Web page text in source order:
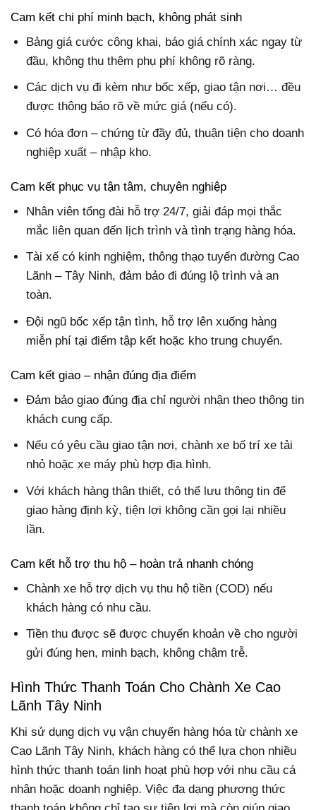
Cam kết chi phí minh bạch, không phát sinh
Bảng giá cước công khai, báo giá chính xác ngay từ
đầu, không thu thêm phụ phí không rõ ràng.
Các dịch vụ đi kèm như bốc xếp, giao tận nơi… đều
được thông báo rõ về mức giá (nếu có).
Có hóa đơn – chứng từ đầy đủ, thuận tiện cho doanh
nghiệp xuất – nhập kho.
Cam kết phục vụ tận tâm, chuyên nghiệp
Nhân viên tổng đài hỗ trợ 24/7, giải đáp mọi thắc
mắc liên quan đến lịch trình và tình trạng hàng hóa.
Tài xế có kinh nghiệm, thông thạo tuyến đường Cao
Lãnh – Tây Ninh, đảm bảo đi đúng lộ trình và an
toàn.
Đội ngũ bốc xếp tận tình, hỗ trợ lên xuống hàng
miễn phí tại điểm tập kết hoặc kho trung chuyển.
Cam kết giao – nhận đúng địa điểm
Đảm bảo giao đúng địa chỉ người nhận theo thông tin
khách cung cấp.
Nếu có yêu cầu giao tận nơi, chành xe bố trí xe tải
nhỏ hoặc xe máy phù hợp địa hình.
Với khách hàng thân thiết, có thể lưu thông tin để
giao hàng định kỳ, tiện lợi không cần gọi lại nhiều
lần.
Cam kết hỗ trợ thu hộ – hoàn trả nhanh chóng
Chành xe hỗ trợ dịch vụ thu hộ tiền (COD) nếu
khách hàng có nhu cầu.
Tiền thu được sẽ được chuyển khoản về cho người
gửi đúng hẹn, minh bạch, không chậm trễ.
Hình Thức Thanh Toán Cho Chành Xe Cao
Lãnh Tây Ninh
Khi sử dụng dịch vụ vận chuyển hàng hóa từ chành xe
Cao Lãnh Tây Ninh, khách hàng có thể lựa chọn nhiều
hình thức thanh toán linh hoạt phù hợp với nhu cầu cá
nhân hoặc doanh nghiệp. Việc đa dạng phương thức